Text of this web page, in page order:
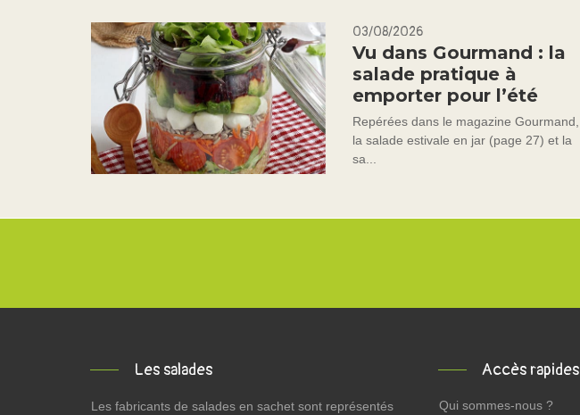
03/08/2026
Vu dans Gourmand : la
salade pratique à
emporter pour l’été
Repérées dans le magazine Gourmand,
la salade estivale en jar (page 27) et la
sa...
Les salades
Les fabricants de salades en sachet sont représentés
Accès rapides
Qui sommes-nous ?